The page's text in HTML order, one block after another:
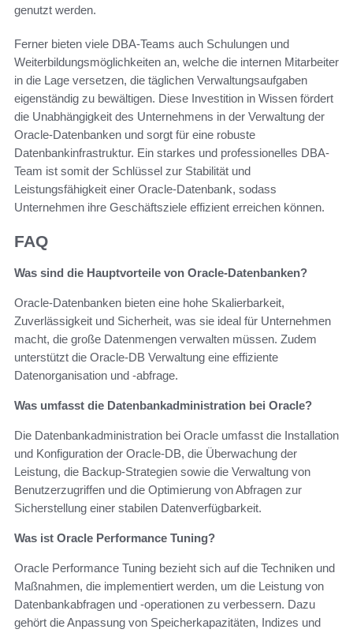
genutzt werden.
Ferner bieten viele DBA-Teams auch Schulungen und
Weiterbildungsmöglichkeiten an, welche die internen Mitarbeiter
in die Lage versetzen, die täglichen Verwaltungsaufgaben
eigenständig zu bewältigen. Diese Investition in Wissen fördert
die Unabhängigkeit des Unternehmens in der Verwaltung der
Oracle-Datenbanken und sorgt für eine robuste
Datenbankinfrastruktur. Ein starkes und professionelles DBA-
Team ist somit der Schlüssel zur Stabilität und
Leistungsfähigkeit einer Oracle-Datenbank, sodass
Unternehmen ihre Geschäftsziele effizient erreichen können.
FAQ
Was sind die Hauptvorteile von Oracle-Datenbanken?
Oracle-Datenbanken bieten eine hohe Skalierbarkeit,
Zuverlässigkeit und Sicherheit, was sie ideal für Unternehmen
macht, die große Datenmengen verwalten müssen. Zudem
unterstützt die Oracle-DB Verwaltung eine effiziente
Datenorganisation und -abfrage.
Was umfasst die Datenbankadministration bei Oracle?
Die Datenbankadministration bei Oracle umfasst die Installation
und Konfiguration der Oracle-DB, die Überwachung der
Leistung, die Backup-Strategien sowie die Verwaltung von
Benutzerzugriffen und die Optimierung von Abfragen zur
Sicherstellung einer stabilen Datenverfügbarkeit.
Was ist Oracle Performance Tuning?
Oracle Performance Tuning bezieht sich auf die Techniken und
Maßnahmen, die implementiert werden, um die Leistung von
Datenbankabfragen und -operationen zu verbessern. Dazu
gehört die Anpassung von Speicherkapazitäten, Indizes und